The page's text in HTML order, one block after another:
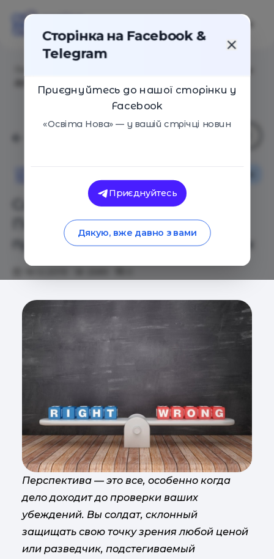
Солдаты и разведчики:
Почему вы думаете, что
правы, даже если вы не правы
Перспектива — это все, особенно когда
дело доходит до проверки ваших
убеждений. Вы солдат, склонный
защищать свою точку зрения любой ценой
или разведчик, подстегиваемый
Сторінка на Facebook &
Telegram
Приєднуйтесь до нашої сторінки у
Facebook
«Освіта Нова» — у вашій стрічці новин
Приєднуйтесь
Дякую, вже давно з вами